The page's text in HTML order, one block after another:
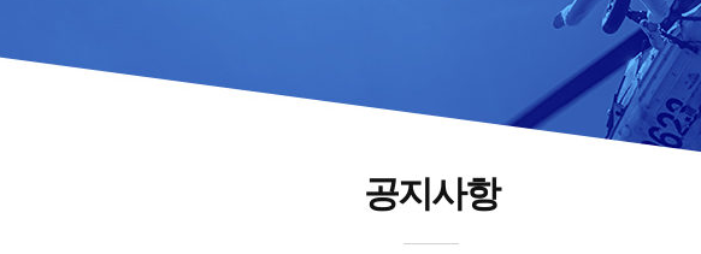
공지사항